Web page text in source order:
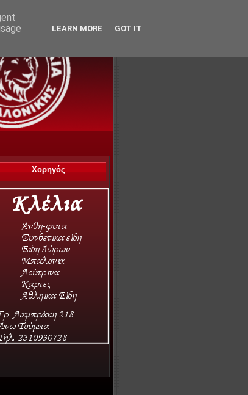
Χορηγός
LEARN MORE GOT IT